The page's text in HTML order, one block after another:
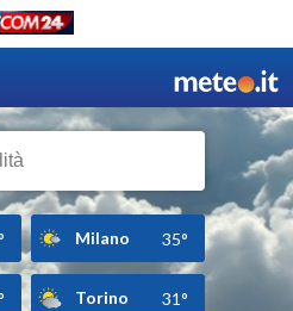
Milano 35°
Torino 31°